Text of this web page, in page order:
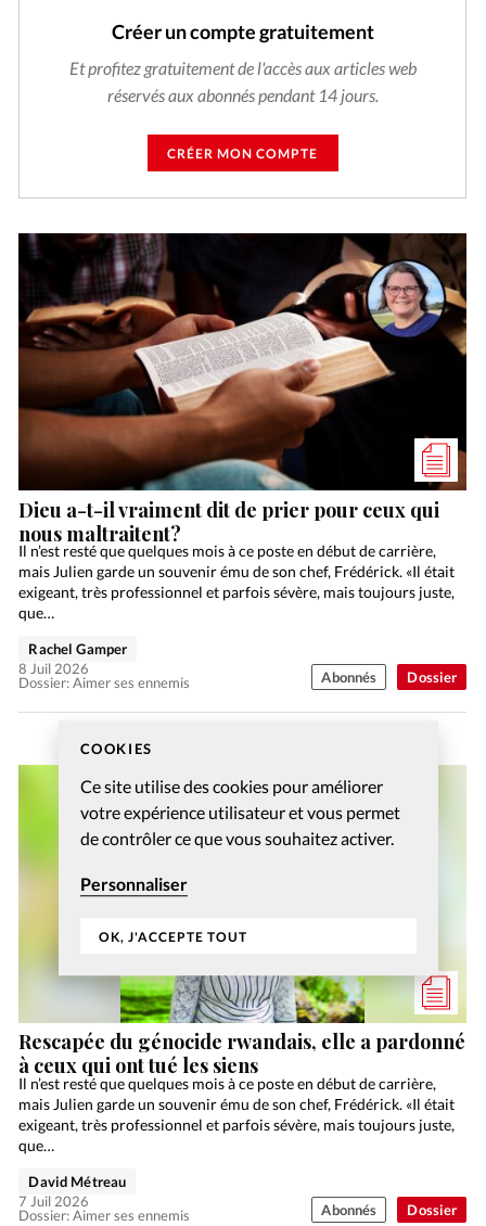
COOKIES
Ce site utilise des cookies pour améliorer
votre expérience utilisateur et vous permet
de contrôler ce que vous souhaitez activer.
Personnaliser
OK, J'ACCEPTE TOUT
Créer un compte gratuitement
Et profitez gratuitement de l'accès aux articles web
réservés aux abonnés pendant 14 jours.
CRÉER MON COMPTE
Dossier
Dieu a-t-il vraiment dit de prier pour ceux qui
nous maltraitent?
Il n’est resté que quelques mois à ce poste en début de carrière,
mais Julien garde un souvenir ému de son chef, Frédérick. «Il était
exigeant, très professionnel et parfois sévère, mais toujours juste,
que…
Dossier: Aimer ses ennemis
Rachel Gamper
8 Juil 2026
Abonnés
Dossier
Rescapée du génocide rwandais, elle a pardonné
à ceux qui ont tué les siens
Il n’est resté que quelques mois à ce poste en début de carrière,
mais Julien garde un souvenir ému de son chef, Frédérick. «Il était
exigeant, très professionnel et parfois sévère, mais toujours juste,
que…
Dossier: Aimer ses ennemis
David Métreau
7 Juil 2026
Abonnés